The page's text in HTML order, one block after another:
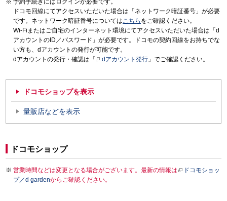
予約手続きにはログインが必要です。
ドコモ回線にてアクセスいただいた場合は「ネットワーク暗証番号」が必要
です。ネットワーク暗証番号についてはこちら をご確認ください。
Wi-Fiまたはご自宅のインターネット環境にてアクセスいただいた場合は「d
アカウントのID／パスワード」が必要です。ドコモの契約回線をお持ちでな
い方も、dアカウントの発行が可能です。
dアカウントの発行・確認は「
dアカウント発行 」でご確認ください。
ドコモショップを表示
量販店などを表示
ドコモショップ
営業時間などは変更となる場合がございます。最新の情報は
ドコモショッ
プ／d gardenからご確認ください。